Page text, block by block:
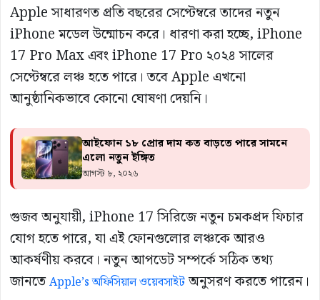
Apple সাধারণত প্রতি বছরের সেপ্টেম্বরে তাদের নতুন
iPhone মডেল উন্মোচন করে। ধারণা করা হচ্ছে, iPhone
17 Pro Max এবং iPhone 17 Pro ২০২৪ সালের
সেপ্টেম্বরে লঞ্চ হতে পারে। তবে Apple এখনো
আনুষ্ঠানিকভাবে কোনো ঘোষণা দেয়নি।
আইফোন ১৮ প্রোর দাম কত বাড়তে পারে সামনে
এলো নতুন ইঙ্গিত
আগস্ট ৮, ২০২৬
গুজব অনুযায়ী, iPhone 17 সিরিজে নতুন চমকপ্রদ ফিচার
যোগ হতে পারে, যা এই ফোনগুলোর লঞ্চকে আরও
আকর্ষণীয় করবে। নতুন আপডেট সম্পর্কে সঠিক তথ্য
জানতেApple’s অফিসিয়াল ওয়েবসাইটঅনুসরণ করতে পারেন।